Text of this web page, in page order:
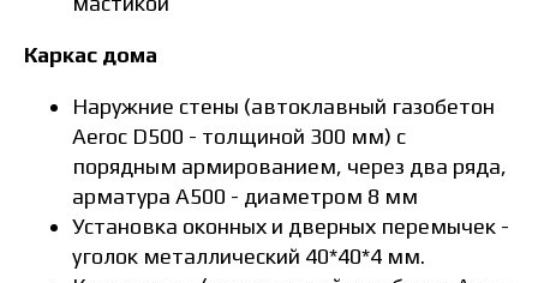
Каркас дома
Наружние стены (автоклавный газобетон
Aeroc D500 - толщиной 300 мм) с
порядным армированием, через два ряда,
арматура А500 - диаметром 8 мм
Установка оконных и дверных перемычек -
уголок металлический 40*40*4 мм.